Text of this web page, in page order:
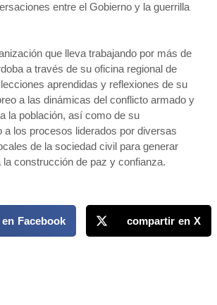
entre el Gobierno y la guerrilla
que lleva trabajando por más de
a través de su oficina regional de
aprendidas y reflexiones de su
a las dinámicas del conflicto armado y
la población, así como de su
a los procesos liderados por diversas
de la sociedad civil para generar
construcción de paz y confianza.
Facebook compartir en X